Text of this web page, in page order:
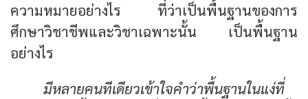
ความหมายอย่างไร ที่ว่าเป็นพื้นฐานของการ
ศึกษาวิชาชีพและวิชาเฉพาะนั้น เป็นพื้นฐาน
อย่างไร
มีหลายคนทีเดียวเข้าใจคำว่าพื้นฐานในแง่ที่